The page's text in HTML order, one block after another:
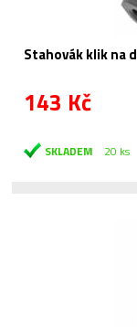
Stahovák klik na
143 Kč
SKLADEM 20 ks